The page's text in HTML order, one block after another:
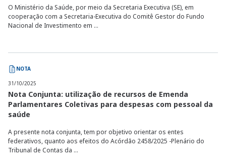
O Ministério da Saúde, por meio da Secretaria Executiva (SE), em
cooperação com a Secretaria-Executiva do Comitê Gestor do Fundo
Nacional de Investimento em ...
NOTA
31/10/2025
Nota Conjunta: utilização de recursos de Emenda
Parlamentares Coletivas para despesas com pessoal da
saúde
A presente nota conjunta, tem por objetivo orientar os entes
federativos, quanto aos efeitos do Acórdão 2458/2025 -Plenário do
Tribunal de Contas da ...